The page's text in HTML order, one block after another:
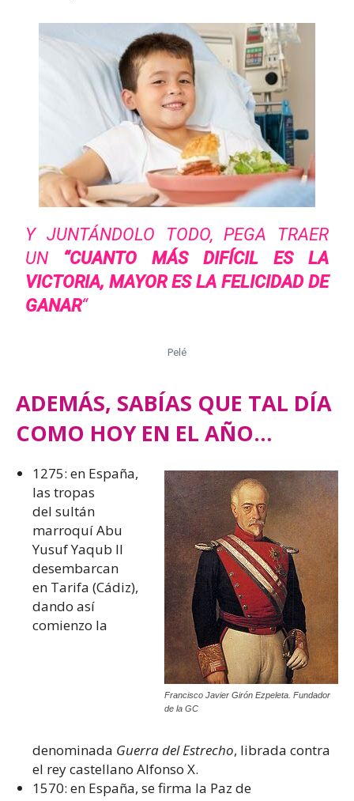
Y JUNTÁNDOLO TODO, PEGA TRAER
UN “CUANTO MÁS DIFÍCIL ES LA
VICTORIA, MAYOR ES LA FELICIDAD DE
GANAR“
Pelé
ADEMÁS, SABÍAS QUE TAL DÍA
COMO HOY EN EL AÑO…
Francisco Javier Girón Ezpeleta. Fundador
de la GC
1275: en España,
las tropas
del sultán
marroquí Abu
Yusuf Yaqub II
desembarcan
en Tarifa (Cádiz),
dando así
comienzo la
denominada Guerra del Estrecho, librada contra
el rey castellano Alfonso X.
1570: en España, se firma la Paz de